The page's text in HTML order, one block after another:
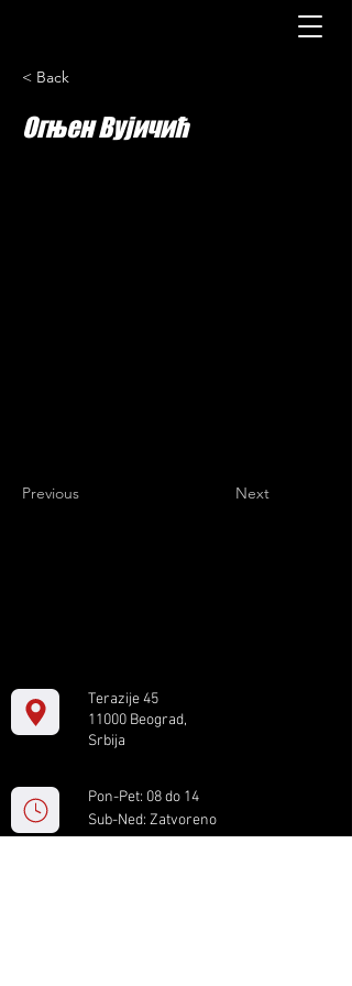
< Back
Огњен Вујичић
Previous Next
Terazije 45
11000 Beograd,
Srbija
Pon-Pet: 08 do 14
Sub-Ned: Zatvoreno